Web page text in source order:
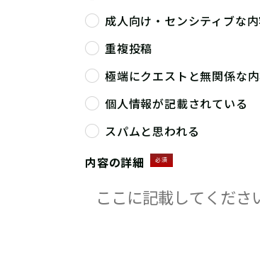
成人向け・センシティブな
重複投稿
極端にクエストと無関係な
個人情報が記載されている
スパムと思われる
内容の詳細
必須